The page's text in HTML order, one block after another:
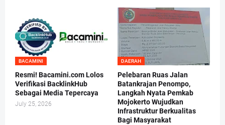
BACAMINI
Resmi! Bacamini.com Lolos
Verifikasi BacklinkHub
Sebagai Media Tepercaya
July 25, 2026
DAERAH
Pelebaran Ruas Jalan
Batankrajan Penompo,
Langkah Nyata Pemkab
Mojokerto Wujudkan
Infrastruktur Berkualitas
Bagi Masyarakat